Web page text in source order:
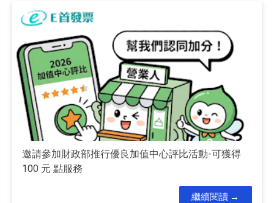
邀請參加財政部推行優良加值中心評比活動-可獲得
100 元 點服務
繼續閱讀